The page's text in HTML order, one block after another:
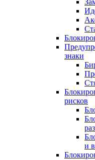
знаки
рисков
и